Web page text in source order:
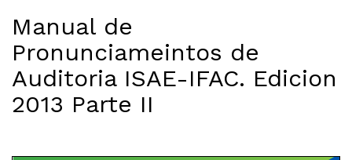
Manual de
Pronunciameintos de
Auditoria ISAE-IFAC. Edicion
2013 Parte II